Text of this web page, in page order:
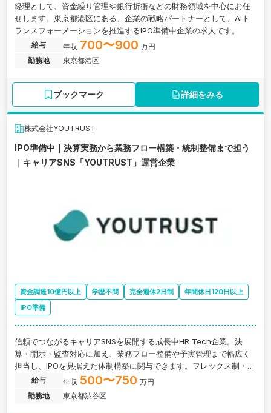
経理として、資金繰り管理や銀行折衝などの財務領域を中心にお任
せします。東京都港区にある、企業の戦略パートナーとして、AIト
ランスフォーメーションを推進するIPO準備中企業の求人です。
給与 年収 700〜900 万円
勤務地
東京都港区
ブックマーク 詳細をみる
株式会社YOUTRUST
IPO準備中｜決算実務から業務フロー構築・統制整備まで担う
｜キャリアSNS「YOUTRUST」運営企業
資金調達10億円以上 学歴不問 完全週休2日制
年間休日120日以上
IPO準備
信頼でつながるキャリアSNSを展開する成長中HR Tech企業。決
算・開示・監査対応に加え、業務フロー整備や予実管理まで幅広く
担当し、IPOを見据えた体制構築に関与できます。フレックス制・年
間休日120日以上で柔軟に働ける環境です。
給与 年収 500〜750 万円
勤務地
東京都渋谷区